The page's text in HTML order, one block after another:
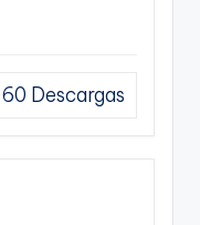
Descargas